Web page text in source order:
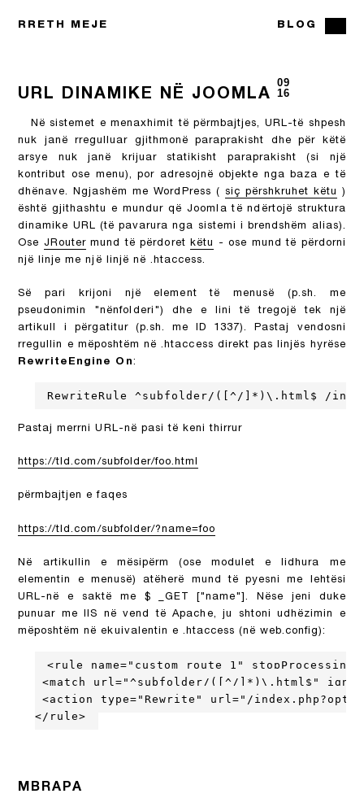
RRETH MEJE BLOG
URL DINAMIKE NË JOOMLA
09
16
Në sistemet e menaxhimit të përmbajtjes, URL-të shpesh
nuk janë rregulluar gjithmonë paraprakisht dhe për këtë
arsye nuk janë krijuar statikisht paraprakisht (si një
kontribut ose menu), por adresojnë objekte nga baza e të
dhënave. Ngjashëm me WordPress (
siç përshkruhet këtu
)
është gjithashtu e mundur që Joomla të ndërtojë struktura
dinamike URL (të pavarura nga sistemi i brendshëm alias).
Ose JRoutermund të përdoretkëtu
- ose mund të përdorni
një linje me një linjë në .htaccess.
Së pari krijoni një element të menusë (p.sh. me
pseudonimin "nënfolderi") dhe e lini të tregojë tek një
artikull i përgatitur (p.sh. me ID 1337). Pastaj vendosni
rregullin e mëposhtëm në .htaccess direkt pas linjës hyrëse
RewriteEngine On:
RewriteRule ^subfolder/([^/]*)\.html$ /
Pastaj merrni URL-në pasi të keni thirrur
https://tld.com/subfolder/foo.html
përmbajtjen e faqes
https://tld.com/subfolder/?name=foo
Në artikullin e mësipërm (ose modulet e lidhura me
elementin e menusë) atëherë mund të pyesni me lehtësi
URL-në e saktë me $ _GET ["name"]. Nëse jeni duke
punuar me IIS në vend të Apache, ju shtoni udhëzimin e
mëposhtëm në ekuivalentin e .htaccess (në web.config):
<rule name="custom route 1"
<match url="^subfolder/([^/]*)\.html$"
<action type="Rewrite" url="/
</rule>
MBRAPA